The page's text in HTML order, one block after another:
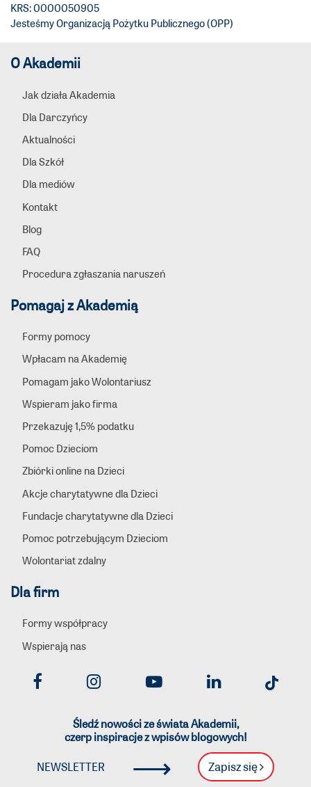
KRS: 0000050905
Jesteśmy Organizacją Pożytku Publicznego (OPP)
O Akademii
Jak działa Akademia
Dla Darczyńcy
Aktualności
Dla Szkół
Dla mediów
Kontakt
Blog
FAQ
Procedura zgłaszania naruszeń
Pomagaj z Akademią
Formy pomocy
Wpłacam na Akademię
Pomagam jako Wolontariusz
Wspieram jako firma
Przekazuję 1,5% podatku
Pomoc Dzieciom
Zbiórki online na Dzieci
Akcje charytatywne dla Dzieci
Fundacje charytatywne dla Dzieci
Pomoc potrzebującym Dzieciom
Wolontariat zdalny
Dla firm
Formy współpracy
Wspierają nas
Śledź nowości ze świata Akademii,
czerp inspiracje z wpisów blogowych!
NEWSLETTER ⟶ Zapisz się